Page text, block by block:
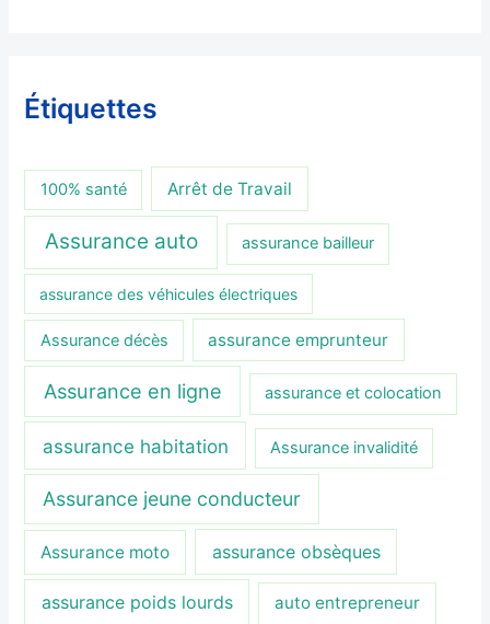
Étiquettes
100% santé Arrêt de Travail
Assurance auto assurance bailleur
assurance des véhicules électriques
Assurance décès assurance emprunteur
Assurance en ligne assurance et colocation
assurance habitation Assurance invalidité
Assurance jeune conducteur
Assurance moto assurance obsèques
assurance poids lourds auto entrepreneur